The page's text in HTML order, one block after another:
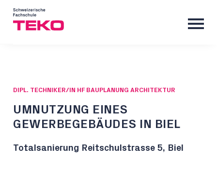
DIPL. TECHNIKER/IN HF BAUPLANUNG ARCHITEKTUR
UMNUTZUNG EINES
GEWERBEGEBÄUDES IN BIEL
Totalsanierung Reitschulstrasse 5, Biel